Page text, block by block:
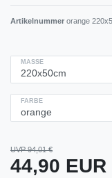
Artikelnummer orange
MASSE
FARBE
UVP 94,01 €
44,90 EUR